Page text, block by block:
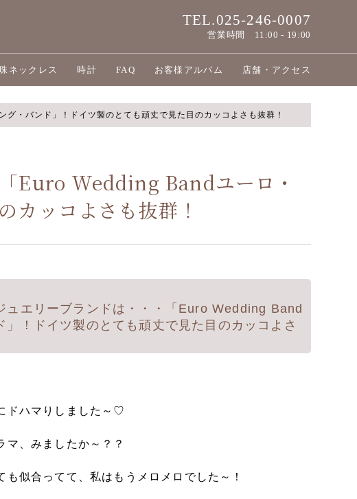
TEL.025-246-0007
営業時間 11:00 - 19:00
ネックレス 時計 FAQ お客様アルバム 店舗・アクセス
・バンド」！ドイツ製のとても頑丈で見た目のカッコよさも抜群！
Euro Wedding Bandユーロ・
カッコよさも抜群！
ュエリーブランドは・・・「Euro Wedding Band
！ドイツ製のとても頑丈で見た目のカッコよさ
ドハマりしました～♡
マ、みましたか～？？
似合ってて、私はもうメロメロでした～！